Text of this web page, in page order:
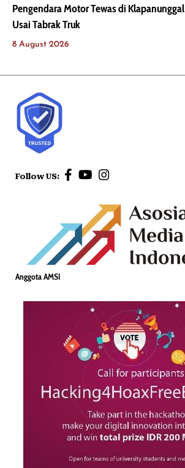
Pengendara Motor Tewas di Klapanunggal
Usai Tabrak Truk
8 August 2026
Follow US:
Anggota AMSI